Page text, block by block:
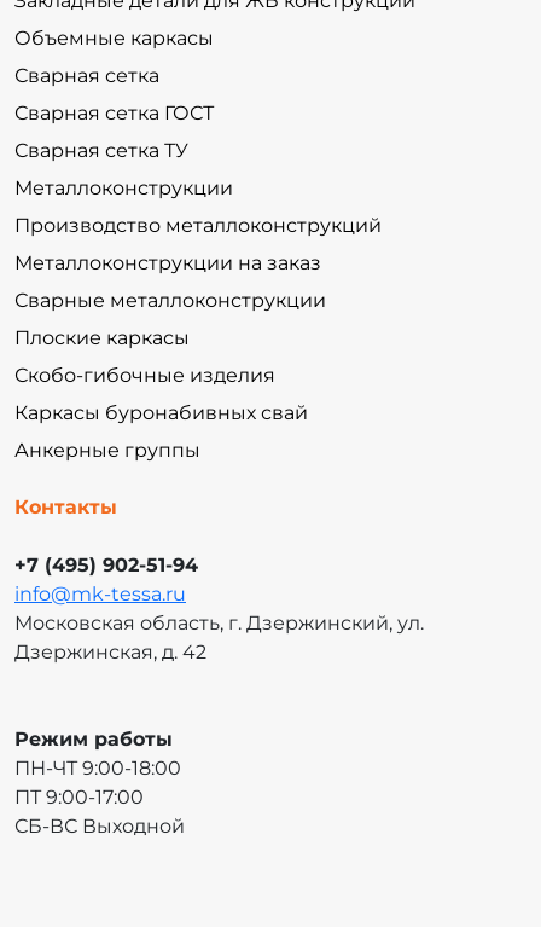
Объемные каркасы
Сварная сетка
Сварная сетка ГОСТ
Сварная сетка ТУ
Металлоконструкции
Производство металлоконструкций
Металлоконструкции на заказ
Сварные металлоконструкции
Плоские каркасы
Скобо-гибочные изделия
Каркасы буронабивных свай
Анкерные группы
Контакты
+7 (495) 902-51-94
info@mk-tessa.ru
Московская область, г. Дзержинский, ул.
Дзержинская, д. 42
Режим работы
ПН-ЧТ 9:00-18:00
ПТ 9:00-17:00
СБ-ВС Выходной